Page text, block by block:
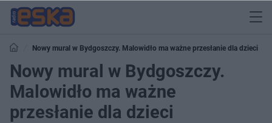
Nowy mural w Bydgoszczy. Malowidło ma ważne przesłanie dla dzieci
Nowy mural w Bydgoszczy.
Malowidło ma ważne
przesłanie dla dzieci